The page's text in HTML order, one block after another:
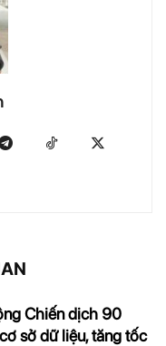
Chiến dịch 90
sở dữ liệu, tăng tốc